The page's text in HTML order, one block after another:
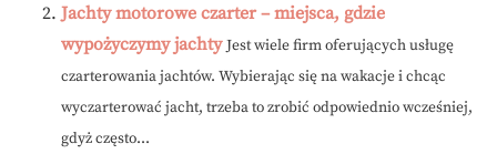
Jachty motorowe czarter – miejsca, gdzie
wypożyczymy jachty Jest wiele firm oferujących usługę
czarterowania jachtów. Wybierając się na wakacje i chcąc
wyczarterować jacht, trzeba to zrobić odpowiednio wcześniej,
gdyż często...